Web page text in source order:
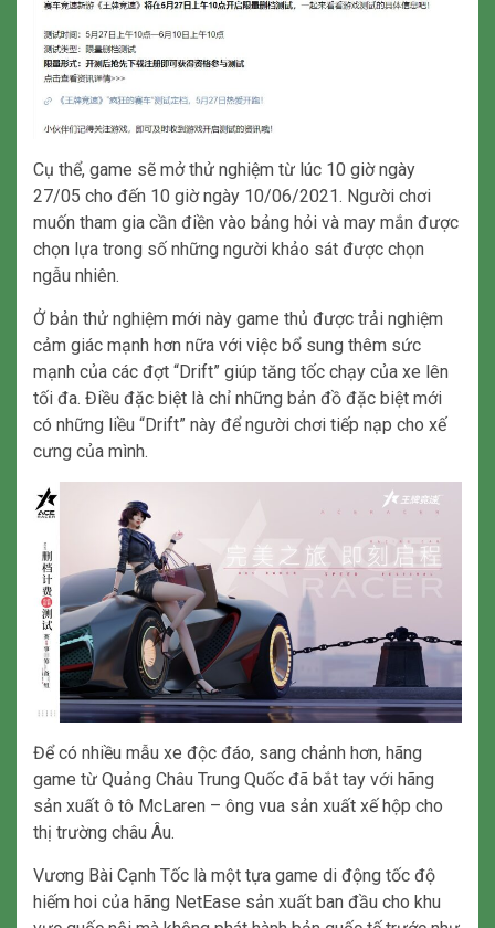
Cụ thể, game sẽ mở thử nghiệm từ lúc 10 giờ ngày
27/05 cho đến 10 giờ ngày 10/06/2021. Người chơi
muốn tham gia cần điền vào bảng hỏi và may mắn được
chọn lựa trong số những người khảo sát được chọn
ngẫu nhiên.
Ở bản thử nghiệm mới này game thủ được trải nghiệm
cảm giác mạnh hơn nữa với việc bổ sung thêm sức
mạnh của các đợt “Drift” giúp tăng tốc chạy của xe lên
tối đa. Điều đặc biệt là chỉ những bản đồ đặc biệt mới
có những liều “Drift” này để người chơi tiếp nạp cho xế
cưng của mình.
Để có nhiều mẫu xe độc đáo, sang chảnh hơn, hãng
game từ Quảng Châu Trung Quốc đã bắt tay với hãng
sản xuất ô tô McLaren – ông vua sản xuất xế hộp cho
thị trường châu Âu.
Vương Bài Cạnh Tốc là một tựa game di động tốc độ
hiếm hoi của hãng NetEase sản xuất ban đầu cho khu